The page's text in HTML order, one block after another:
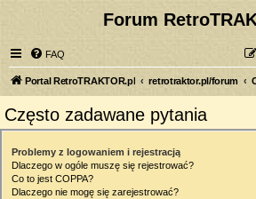
Forum
FAQ
Portal RetroTRAKTOR.pl retrotraktor.pl/forum
Często zadawane pytania
Problemy z logowaniem i rejestracją
Dlaczego w ogóle muszę się rejestrować?
Co to jest COPPA?
Dlaczego nie mogę się zarejestrować?